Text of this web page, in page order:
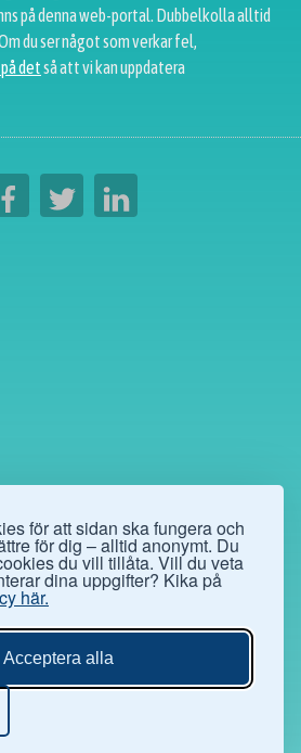
för att sidan ska fungera och
för dig – alltid anonymt. Du
du vill tillåta. Vill du veta
dina uppgifter? Kika på
här.
Acceptera alla
på denna web-portal. Dubbelkolla alltid
du ser något som verkar fel,
detså att vi kan uppdatera